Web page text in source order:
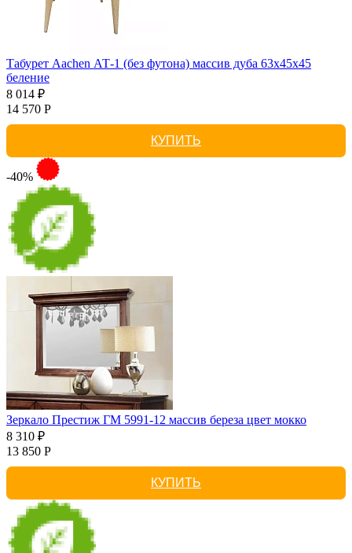
Табурет Aachen АТ-1 (без футона) массив дуба 63х45х45
беление
8 014 ₽
14 570 Р
КУПИТЬ
-40%
Зеркало Престиж ГМ 5991-12 массив береза цвет мокко
8 310 ₽
13 850 Р
КУПИТЬ